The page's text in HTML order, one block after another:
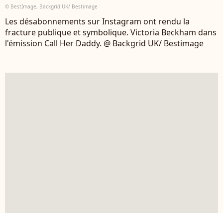
© BestImage, Backgrid UK/ Bestimage
Les désabonnements sur Instagram ont rendu la
fracture publique et symbolique. Victoria Beckham dans
l'émission Call Her Daddy. @ Backgrid UK/ Bestimage